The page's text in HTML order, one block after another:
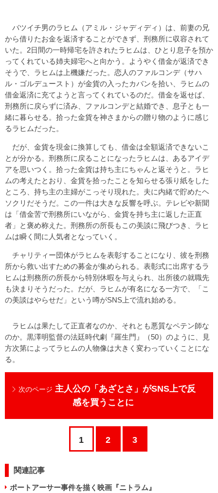
バツイチ男のラヒム（アミル・ジャディディ）は、前妻の兄
から借りたお金を返済することができず、刑務所に収容されて
いた。2日間の一時帰宅を許されたラヒムは、ひとり息子を預か
ってくれている姉夫婦宅へと向かう。ようやく借金が返済でき
そうで、ラヒムは上機嫌だった。恋人のファルコンデ（サハ
ル・ゴルデュースト）が金貨の入ったカバンを拾い、ラヒムの
借金返済に充てようと言ってくれているのだ。借金を返せば、
刑務所に戻らずに済み、ファルコンデと結婚でき、息子とも一
緒に暮らせる。拾った金貨を神さまからの贈り物のように感じ
るラヒムだった。
だが、金貨を現金に換算しても、借金は全額返済できないこ
とが分かる。刑務所に戻ることになったラヒムは、あるアイデ
アを思いつく。拾った金貨は持ち主にちゃんと返そうと。ラヒ
ムの考えたとおり、金貨を拾ったことを知らせる張り紙をした
ところ、持ち主の主婦がこっそり現れた。夫に内緒で貯めたヘ
ソクリだそうだ。この一件は大きな反響を呼ぶ。テレビや新聞
は「借金苦で刑務所にいながら、金貨を持ち主に返した正直
者」と褒め称えた。刑務所の所長もこの美談に飛びつき、ラヒ
ムは瞬く間に人気者となっていく。
チャリティー団体がラヒムを表彰することになり、彼を刑務
所から救い出すための募金が集められる。表彰式に出席するラ
ヒムは刑務所の所長から特別休暇を与えられ、出所後の就職先
も決まりそうだった。だが、ラヒムが有名になる一方で、「こ
の美談はやらせだ」という噂がSNS上で流れ始める。
ラヒムは果たして正直者なのか、それとも悪質なペテン師な
のか。黒澤明監督の法廷時代劇『羅生門』（50）のように、見
方次第によってラヒムの人物像は大きく変わっていくことにな
る。
次のページ 主人公の「あざとさ」がSNS上で反
感を買うことに
1 2 3
関連記事
ポートアーサー事件を描く映画『ニトラム』